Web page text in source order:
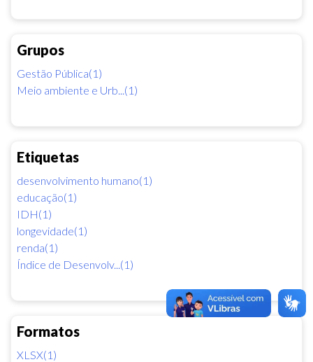
Grupos
Gestão Pública(1)
Meio ambiente e Urb...(1)
Etiquetas
desenvolvimento humano(1)
educação(1)
IDH(1)
longevidade(1)
renda(1)
Índice de Desenvolv...(1)
Formatos
XLSX(1)